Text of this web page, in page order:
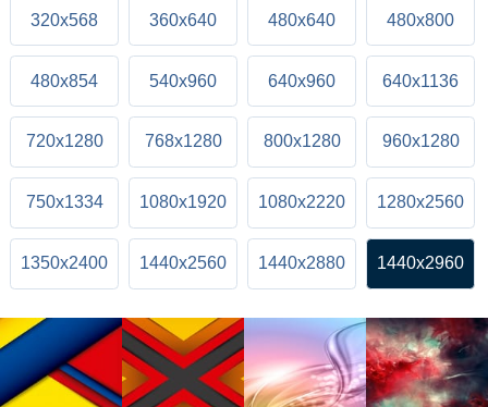
320x568 360x640 480x640 480x800
480x854 540x960 640x960 640x1136
720x1280 768x1280 800x1280 960x1280
750x1334 1080x1920 1080x2220 1280x2560
1350x2400 1440x2560 1440x2880 1440x2960